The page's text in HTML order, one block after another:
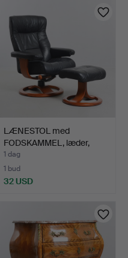
LÆNESTOL med
FODSKAMMEL, læder,
2000-talle…
1 dag
1 bud
32 USD